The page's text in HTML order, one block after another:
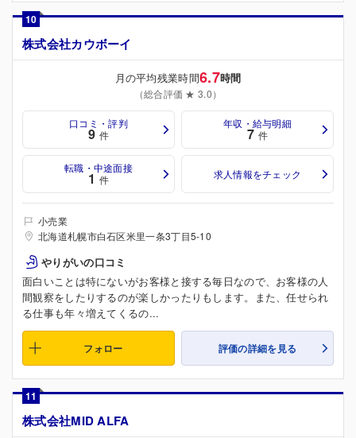
10
株式会社カウボーイ
月の平均残業時間6.7時間
（総合評価 ★ 3.0）
口コミ・評判
9 件
年収・給与明細
7 件
転職・中途面接
1 件 求人情報をチェック
小売業
北海道札幌市白石区米里一条3丁目5-10
やりがいの口コミ
面白いことは特にないがお客様と接する毎日なので、お客様の人
間観察をしたりするのが楽しかったりもします。また、任せられ
る仕事も年々増えてくるの...
フォロー 評価の詳細を見る
11
株式会社MID ALFA